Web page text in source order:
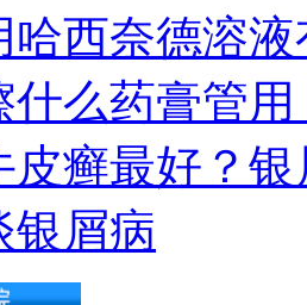
哈西奈德溶
什么药膏管
皮癣最好？
银屑病